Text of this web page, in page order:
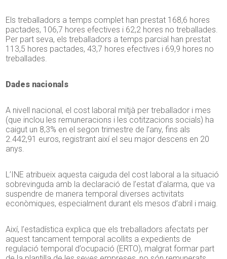
Els treballadors a temps complet han prestat 168,6 hores
pactades, 106,7 hores efectives i 62,2 hores no treballades.
Per part seva, els treballadors a temps parcial han prestat
113,5 hores pactades, 43,7 hores efectives i 69,9 hores no
treballades.
Dades nacionals
A nivell nacional, el cost laboral mitjà per treballador i mes
(que inclou les remuneracions i les cotitzacions socials) ha
caigut un 8,3% en el segon trimestre de l’any, fins als
2.442,91 euros, registrant així el seu major descens en 20
anys.
L’INE atribueix aquesta caiguda del cost laboral a la situació
sobrevinguda amb la declaració de l’estat d’alarma, que va
suspendre de manera temporal diverses activitats
econòmiques, especialment durant els mesos d’abril i maig.
Així, l’estadística explica que els treballadors afectats per
aquest tancament temporal acollits a expedients de
regulació temporal d’ocupació (ERTO), malgrat formar part